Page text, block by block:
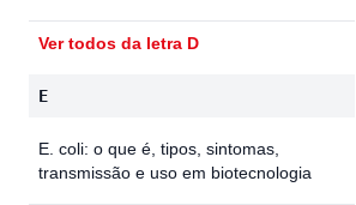
Ver todos da letra D
E
E. coli: o que é, tipos, sintomas,
transmissão e uso em biotecnologia